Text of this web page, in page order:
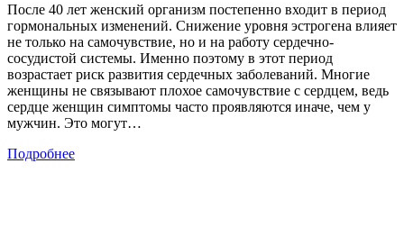
После 40 лет женский организм постепенно входит в период
гормональных изменений. Снижение уровня эстрогена влияет
не только на самочувствие, но и на работу сердечно-
сосудистой системы. Именно поэтому в этот период
возрастает риск развития сердечных заболеваний. Многие
женщины не связывают плохое самочувствие с сердцем, ведь
сердце женщин симптомы часто проявляются иначе, чем у
мужчин. Это могут…
Подробнее